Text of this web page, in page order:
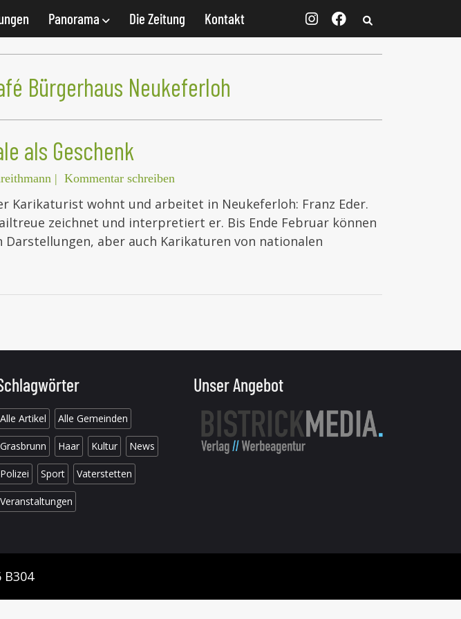
Panorama Die Zeitung Kontakt
Bürgerhaus Neukeferloh
als Geschenk
| Kommentar schreiben
Karikaturist wohnt und arbeitet in Neukeferloh: Franz Eder.
zeichnet und interpretiert er. Bis Ende Februar können
Darstellungen, aber auch Karikaturen von nationalen
Alle Artikel Alle Gemeinden
Grasbrunn Haar Kultur News
Polizei Sport Vaterstetten
Veranstaltungen
Unser Angebot
B304